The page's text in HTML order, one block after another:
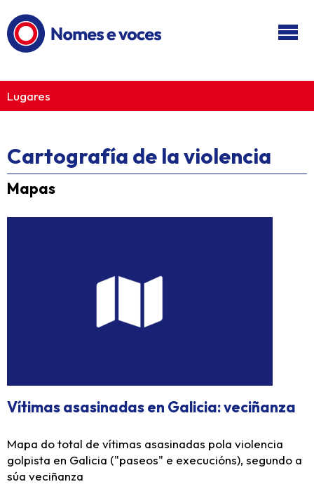
Lugares
Cartografía de la violencia
Mapas
Vítimas asasinadas en Galicia: veciñanza
Mapa do total de vítimas asasinadas pola violencia
golpista en Galicia ("paseos" e execucións), segundo a
súa veciñanza